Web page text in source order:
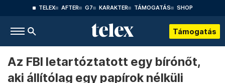
TELEX AFTER G7 KARAKTER TÁMOGATÁS SHOP
Támogatás
Az FBI letartóztatott egy bírónőt,
aki állítólag egy papírok nélküli